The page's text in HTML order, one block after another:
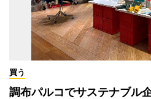
買う
調布パルコでサステナブル